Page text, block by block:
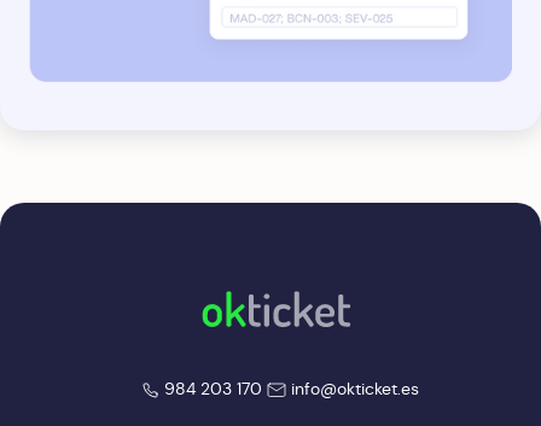
okticket
984 203 170 info@okticket.es